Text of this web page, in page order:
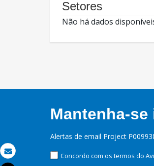
Email
Setores
Não há dados
Mantenha-
Alertas de email Project
Concordo com os termos do